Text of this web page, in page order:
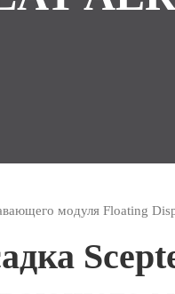
модуля Floating